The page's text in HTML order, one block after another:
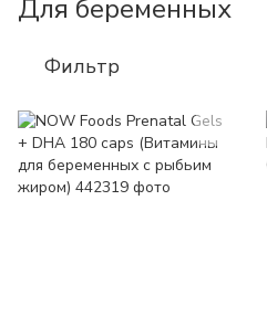
Для беременных
Фильтр